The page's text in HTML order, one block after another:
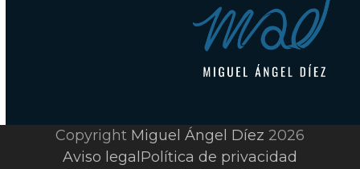
Copyright Miguel Ángel Díez 2026
Aviso legal Política de privacidad